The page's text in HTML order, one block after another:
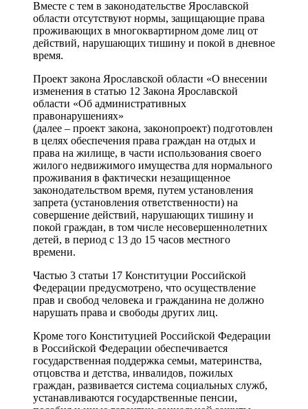
Вместе с тем в законодательстве Ярославской
области отсутствуют нормы, защищающие права
проживающих в многоквартирном доме лиц от
действий, нарушающих тишину и покой в дневное
время.
Проект закона Ярославской области «О внесении
изменения в статью 12 Закона Ярославской
области «Об административных
правонарушениях»
(далее – проект закона, законопроект) подготовлен
в целях обеспечения права граждан на отдых и
права на жилище, в части использования своего
жилого недвижимого имущества для нормального
проживания в фактически незащищенное
законодательством время, путем установления
запрета (установления ответственности) на
совершение действий, нарушающих тишину и
покой граждан, в том числе несовершеннолетних
детей, в период с 13 до 15 часов местного
времени.
Частью 3 статьи 17 Конституции Российской
Федерации предусмотрено, что осуществление
прав и свобод человека и гражданина не должно
нарушать права и свободы других лиц.
Кроме того Конституцией Российской Федерации
в Российской Федерации обеспечивается
государственная поддержка семьи, материнства,
отцовства и детства, инвалидов, пожилых
граждан, развивается система социальных служб,
устанавливаются государственные пенсии,